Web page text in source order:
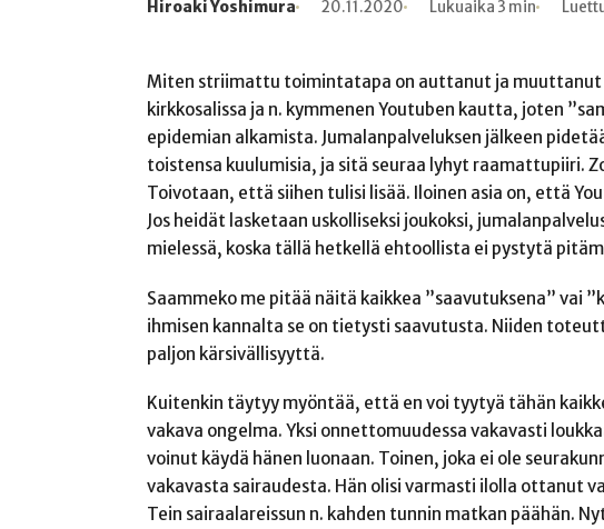
Kirjoittaja
Hiroaki Yoshimura
Julkaistu 20.11.2020
Lukuaika Lukuaika 3 min
Lukukertoja
Miten striimattu toimintatapa on auttanut ja muuttanut
kirkkosalissa ja n. kymmenen Youtuben kautta, joten
epidemian alkamista. Jumalanpalveluksen jälkeen
toistensa kuulumisia, ja sitä seuraa lyhyt raamattupiiri.
Toivotaan, että siihen tulisi lisää. Iloinen asia on, että
Jos heidät lasketaan uskolliseksi joukoksi,
mielessä, koska tällä hetkellä ehtoollista ei pystytä
Saammeko me pitää näitä kaikkea ”saavutuksena” vai
ihmisen kannalta se on tietysti saavutusta. Niiden
paljon kärsivällisyyttä.
Kuitenkin täytyy myöntää, että en voi tyytyä tähän
vakava ongelma. Yksi onnettomuudessa vakavasti
voinut käydä hänen luonaan. Toinen, joka ei ole
vakavasta sairaudesta. Hän olisi varmasti ilolla ottanut
Tein sairaalareissun n. kahden tunnin matkan päähän.